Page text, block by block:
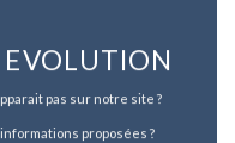
EVOLUTION
pas sur notre site ?
proposées ?